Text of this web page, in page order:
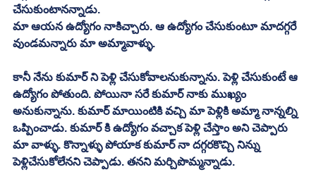
చేసుకుంటానన్నాడు.
మా ఆయన ఉద్యోగం నాకిచ్చారు. ఆ ఉద్యోగం చేసుకుంటూ మాదగ్గరే
వుండమన్నారు మా అమ్మావాళ్ళు.
కానీ నేను కుమార్ ని పెళ్లి చేసుకోవాలనుకున్నాను. పెళ్లి చేసుకుంటే ఆ
ఉద్యోగం పోతుంది. పోయినా సరే కుమార్ నాకు ముఖ్యం
అనుకున్నాను. కుమార్ మాయింటికి వచ్చి మా పెళ్లికి అమ్మా నాన్నల్ని
ఒప్పించాడు. కుమార్ కి ఉద్యోగం వచ్చాక పెళ్లి చేస్తాం అని చెప్పారు
మా వాళ్ళు. కొన్నాళ్ళు పోయాక కుమార్ నా దగ్గరకొచ్చి నిన్ను
పెళ్లిచేసుకోలేనని చెప్పాడు. తనని మర్చిపొమ్మన్నాడు.